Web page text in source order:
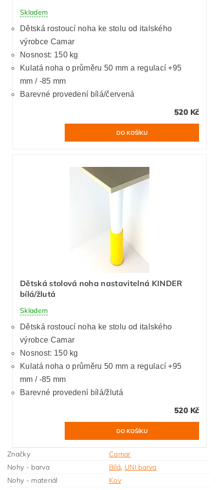
Skladem
Dětská rostoucí noha ke stolu od italského
výrobce Camar
Nosnost: 150 kg
Kulatá noha o průměru 50 mm a regulací +95
mm / -85 mm
Barevné provedení bílá/červená
520 Kč
Dětská stolová noha nastavitelná KINDER
bílá/žlutá
Skladem
Dětská rostoucí noha ke stolu od italského
výrobce Camar
Nosnost: 150 kg
Kulatá noha o průměru 50 mm a regulací +95
mm / -85 mm
Barevné provedení bílá/žlutá
520 Kč
Značky
Camar
Nohy - barva
Bílá, UNI barva
Nohy - materiál
Kov